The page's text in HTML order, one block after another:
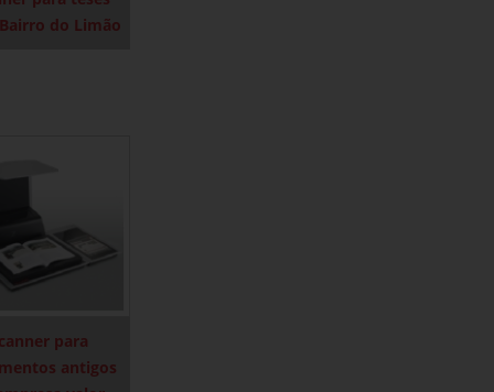
do Limão
para
antigos